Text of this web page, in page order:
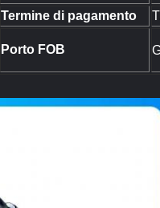
Termine di pagamento
Porto FOB